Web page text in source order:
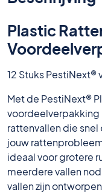
Plastic
12 Stuks
Met de PestiNext®
voordeelverpakking
rattenvallen die
jouw
ideaal voor grotere
meerdere vallen
vallen zijn